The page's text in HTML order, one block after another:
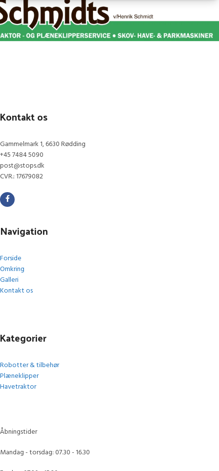
Kontakt os
Gammelmark 1, 6630 Rødding
+45 7484 5090
post@stops.dk
CVR.: 17679082
Navigation
Forside
Omkring
Galleri
Kontakt os
Kategorier
Robotter & tilbehør
Plæneklipper
Havetraktor
Åbningstider
Mandag - torsdag: 07.30 - 16.30